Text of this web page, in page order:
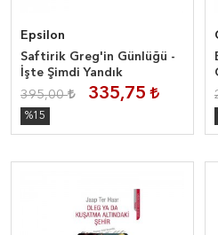
Epsilon
Saftirik Greg'in Günlüğü -
İşte Şimdi Yandık
395,00 335,75
%15